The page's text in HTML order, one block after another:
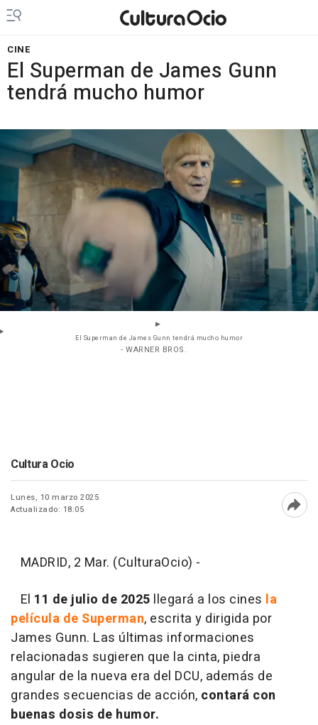
CINE
El Superman de James Gunn
tendrá mucho humor
El Superman de James Gunn tendrá mucho humor
- WARNER BROS.
Cultura Ocio
Lunes, 10 marzo 2025
Actualizado: 18:05
MADRID, 2 Mar. (CulturaOcio) -
El 11 de julio de 2025 llegará a los cines la
película de Superman, escrita y dirigida por
James Gunn. Las últimas informaciones
relacionadas sugieren que la cinta, piedra
angular de la nueva era del DCU, además de
grandes secuencias de acción, contará con
buenas dosis de humor.